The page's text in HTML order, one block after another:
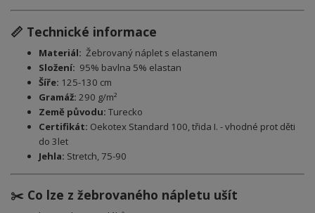
📏 Technické informace
Materiál: Žebrovaný náplet s elastanem
Složení: 95% bavlna 5% elastan
Šíře: 125-130 cm
Gramáž: 290 g/m²
Země původu: Turecko
Certifikát: Oekotex Standard 100, třida I. - vhodné prot děti
do 3let
Jehla: Stretch, 75-90
✂️ Co lze z žebrovaného nápletu ušít